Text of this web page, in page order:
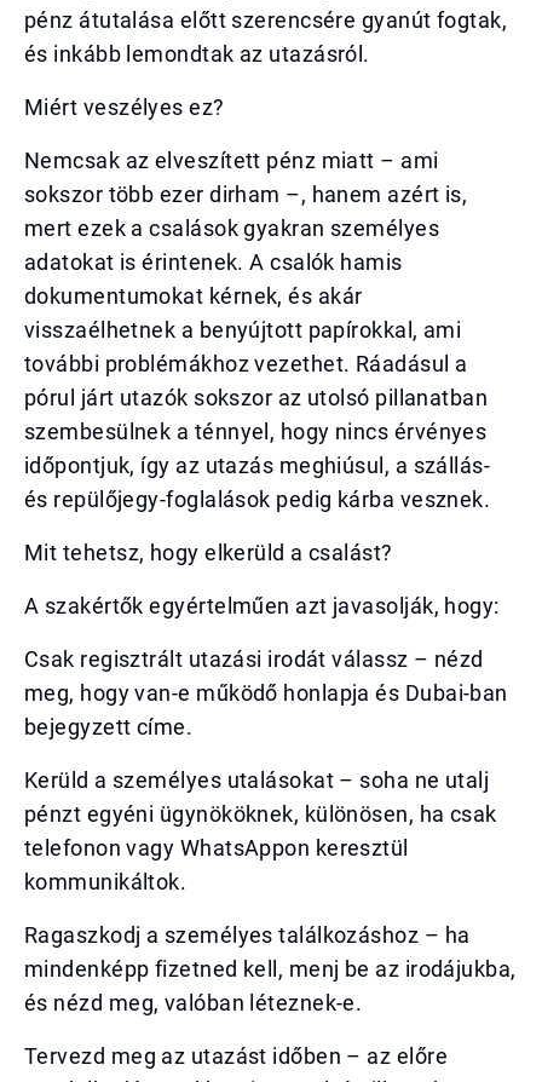
pénz átutalása előtt szerencsére gyanút fogtak,
és inkább lemondtak az utazásról.
Miért veszélyes ez?
Nemcsak az elveszített pénz miatt – ami
sokszor több ezer dirham –, hanem azért is,
mert ezek a csalások gyakran személyes
adatokat is érintenek. A csalók hamis
dokumentumokat kérnek, és akár
visszaélhetnek a benyújtott papírokkal, ami
további problémákhoz vezethet. Ráadásul a
pórul járt utazók sokszor az utolsó pillanatban
szembesülnek a ténnyel, hogy nincs érvényes
időpontjuk, így az utazás meghiúsul, a szállás-
és repülőjegy-foglalások pedig kárba vesznek.
Mit tehetsz, hogy elkerüld a csalást?
A szakértők egyértelműen azt javasolják, hogy:
Csak regisztrált utazási irodát válassz – nézd
meg, hogy van-e működő honlapja és Dubai-ban
bejegyzett címe.
Kerüld a személyes utalásokat – soha ne utalj
pénzt egyéni ügynököknek, különösen, ha csak
telefonon vagy WhatsAppon keresztül
kommunikáltok.
Ragaszkodj a személyes találkozáshoz – ha
mindenképp fizetned kell, menj be az irodájukba,
és nézd meg, valóban léteznek-e.
Tervezd meg az utazást időben – az előre